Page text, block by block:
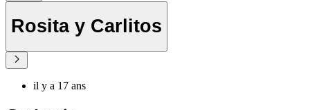
Rosita y Carlitos
il y a 17 ans